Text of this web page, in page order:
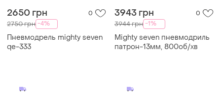
2650 грн 0
2750 грн -4%
Пневмодрель mighty seven
qe-333
3943 грн 0
3944 грн -1%
Mighty seven пневмодриль
патрон-13мм, 800об/хв